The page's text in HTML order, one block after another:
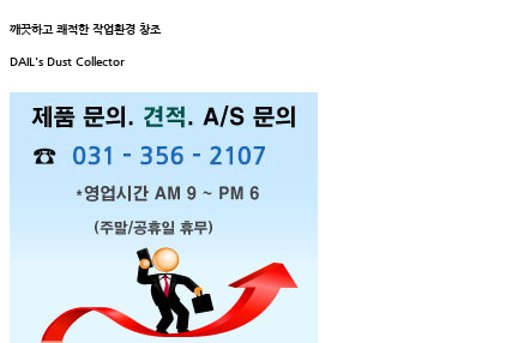
깨끗하고 쾌적한 작업환경 창조
DAIL's Dust Collector